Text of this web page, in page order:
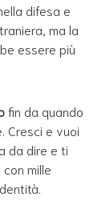
difesa e
ma la
essere più
fin da quando
Cresci e vuoi
da dire e ti
mille